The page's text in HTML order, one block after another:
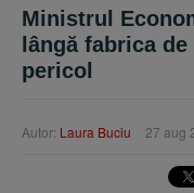
Ministrul
lângă fabrica
pericol
Autor: Laura Buciu 27 aug